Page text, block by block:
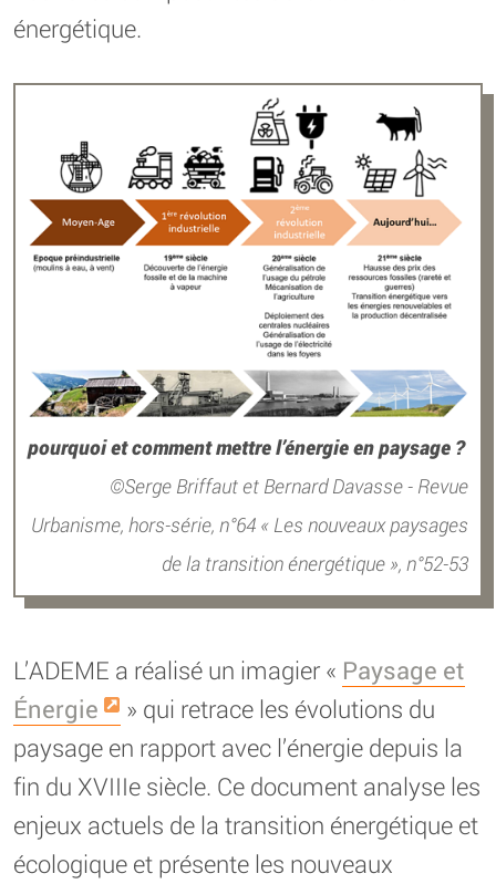
énergétique.
pourquoi et comment mettre l’énergie en paysage ?
Serge Briffaut et Bernard Davasse - Revue
Urbanisme, hors-série, n°64 « Les nouveaux paysages
de la transition énergétique », n°52-53
L’ADEME a réalisé un imagier « Paysage et
Énergie
» qui retrace les évolutions du
paysage en rapport avec l’énergie depuis la
fin du XVIIIe siècle. Ce document analyse les
enjeux actuels de la transition énergétique et
écologique et présente les nouveaux